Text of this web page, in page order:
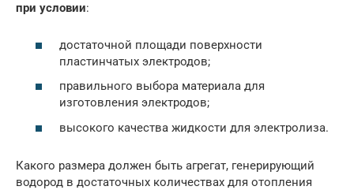
при условии:
достаточной площади поверхности
пластинчатых электродов;
правильного выбора материала для
изготовления электродов;
высокого качества жидкости для электролиза.
Какого размера должен быть агрегат, генерирующий
водород в достаточных количествах для отопления